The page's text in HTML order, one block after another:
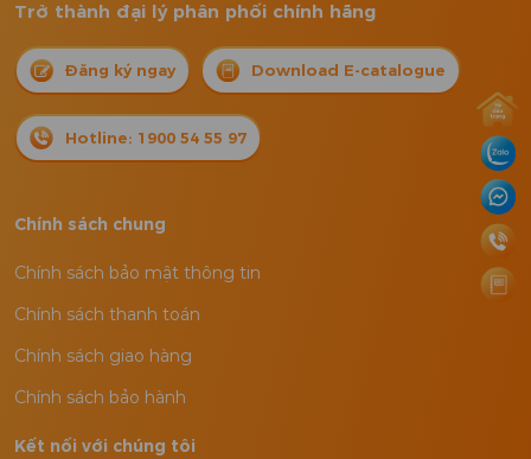
Trở thành đại lý phân phối chính hãng
Đăng ký ngay Download E-catalogue
Hotline: 1900 54 55 97
Chính sách chung
Chính sách bảo mật thông tin
Chính sách thanh toán
Chính sách giao hàng
Chính sách bảo hành
Kết nối với chúng tôi